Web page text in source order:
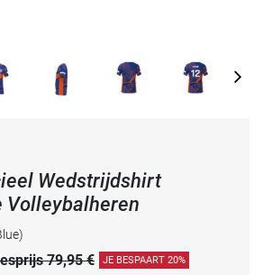
Wedstrijdshirt
Volleybalheren
79,95 € JE BESPAART 20%